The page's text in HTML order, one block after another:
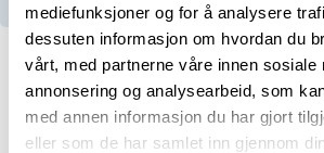
mediefunksjoner og for å analysere
dessuten informasjon om hvordan du
vårt, med partnerne våre innen sosiale
annonsering og analysearbeid, som
med annen informasjon du har gjort
eller som de har samlet inn gjennom
Beskrivelse